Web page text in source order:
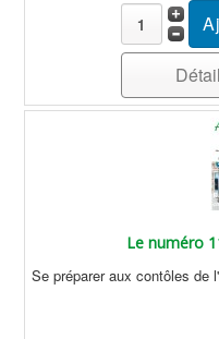
Le numéro
Se préparer aux contôles de